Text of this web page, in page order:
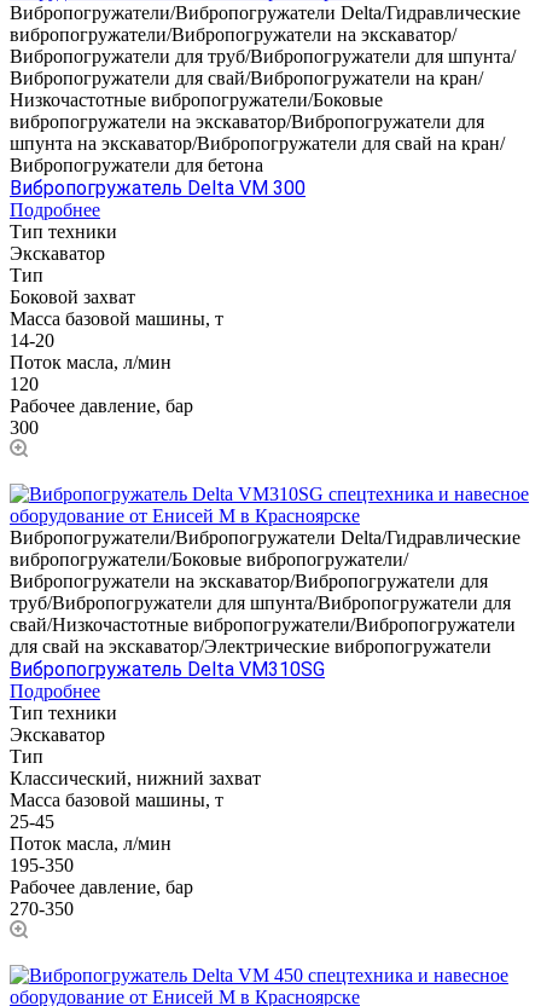
Вибропогружатели/Вибропогружатели Delta/Гидравлические
вибропогружатели/Вибропогружатели на экскаватор/
Вибропогружатели для труб/Вибропогружатели для шпунта/
Вибропогружатели для свай/Вибропогружатели на кран/
Низкочастотные вибропогружатели/Боковые
вибропогружатели на экскаватор/Вибропогружатели для
шпунта на экскаватор/Вибропогружатели для свай на кран/
Вибропогружатели для бетона
Вибропогружатель Delta VM 300
Подробнее
Тип техники
Экскаватор
Тип
Боковой захват
Масса базовой машины, т
14-20
Поток масла, л/мин
120
Рабочее давление, бар
300
Вибропогружатели/Вибропогружатели Delta/Гидравлические
вибропогружатели/Боковые вибропогружатели/
Вибропогружатели на экскаватор/Вибропогружатели для
труб/Вибропогружатели для шпунта/Вибропогружатели для
свай/Низкочастотные вибропогружатели/Вибропогружатели
для свай на экскаватор/Электрические вибропогружатели
Вибропогружатель Delta VM310SG
Подробнее
Тип техники
Экскаватор
Тип
Классический, нижний захват
Масса базовой машины, т
25-45
Поток масла, л/мин
195-350
Рабочее давление, бар
270-350